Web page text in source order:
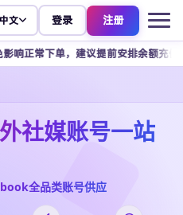
文 登录 注册
提前安排余额充值。 客服
社媒账号一站
全品类账号供应